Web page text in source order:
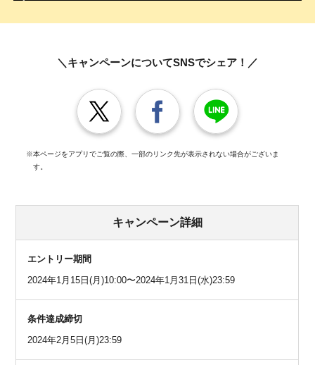
＼キャンペーンについてSNSでシェア！／
※本ページをアプリでご覧の際、一部のリンク先が表示されない場合がございま
す。
キャンペーン詳細
エントリー期間
2024年1月15日(月)10:00〜2024年1月31日(水)23:59
条件達成締切
2024年2月5日(月)23:59